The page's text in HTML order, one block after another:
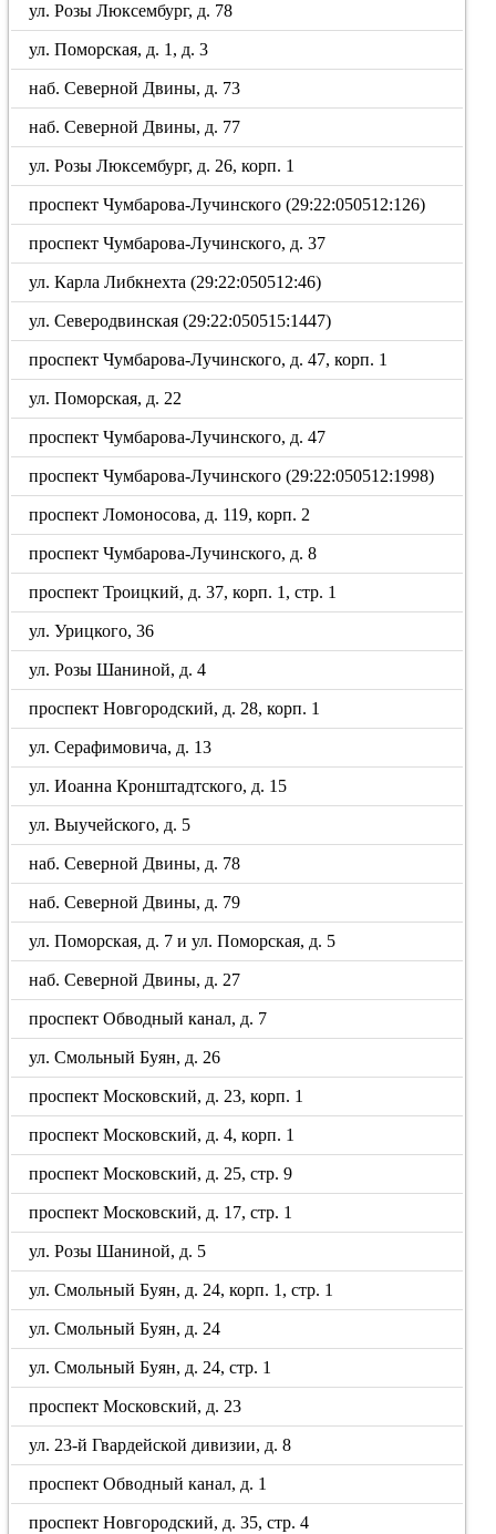
ул. Розы Люксембург, д. 78
ул. Поморская, д. 1, д. 3
наб. Северной Двины, д. 73
наб. Северной Двины, д. 77
ул. Розы Люксембург, д. 26, корп. 1
проспект Чумбарова-Лучинского (29:22:050512:126)
проспект Чумбарова-Лучинского, д. 37
ул. Карла Либкнехта (29:22:050512:46)
ул. Северодвинская (29:22:050515:1447)
проспект Чумбарова-Лучинского, д. 47, корп. 1
ул. Поморская, д. 22
проспект Чумбарова-Лучинского, д. 47
проспект Чумбарова-Лучинского (29:22:050512:1998)
проспект Ломоносова, д. 119, корп. 2
проспект Чумбарова-Лучинского, д. 8
проспект Троицкий, д. 37, корп. 1, стр. 1
ул. Урицкого, 36
ул. Розы Шаниной, д. 4
проспект Новгородский, д. 28, корп. 1
ул. Серафимовича, д. 13
ул. Иоанна Кронштадтского, д. 15
ул. Выучейского, д. 5
наб. Северной Двины, д. 78
наб. Северной Двины, д. 79
ул. Поморская, д. 7 и ул. Поморская, д. 5
наб. Северной Двины, д. 27
проспект Обводный канал, д. 7
ул. Смольный Буян, д. 26
проспект Московский, д. 23, корп. 1
проспект Московский, д. 4, корп. 1
проспект Московский, д. 25, стр. 9
проспект Московский, д. 17, стр. 1
ул. Розы Шаниной, д. 5
ул. Смольный Буян, д. 24, корп. 1, стр. 1
ул. Смольный Буян, д. 24
ул. Смольный Буян, д. 24, стр. 1
проспект Московский, д. 23
ул. 23-й Гвардейской дивизии, д. 8
проспект Обводный канал, д. 1
проспект Новгородский, д. 35, стр. 4